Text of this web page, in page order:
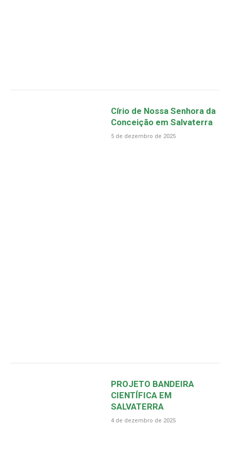
Círio de Nossa Senhora da
Conceição em Salvaterra
5 de dezembro de 2025
PROJETO BANDEIRA
CIENTÍFICA EM
SALVATERRA
4 de dezembro de 2025